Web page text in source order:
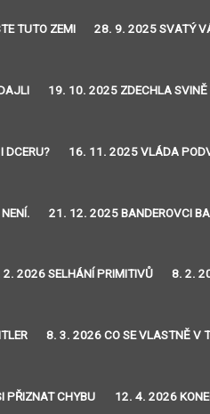
TUTO ZEMI 28. 9. 2025 SVATÝ
19. 10. 2025 ZDECHLA SVINĚ
DCERU? 16. 11. 2025 VLÁDA
21. 12. 2025 BANDEROVCI
2. 2026 SELHÁNÍ PRIMITIVŮ 8. 2.
8. 3. 2026 CO SE VLASTNĚ V
PŘIZNAT CHYBU 12. 4. 2026